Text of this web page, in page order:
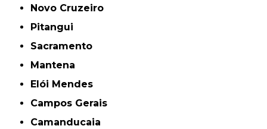
Novo Cruzeiro
Pitangui
Sacramento
Mantena
Elói Mendes
Campos Gerais
Camanducaia